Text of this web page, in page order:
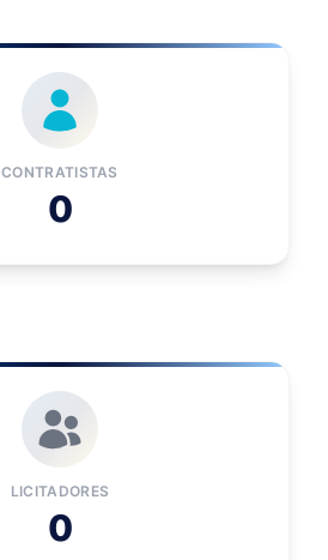
CONTRATISTAS
0
LICITADORES
0